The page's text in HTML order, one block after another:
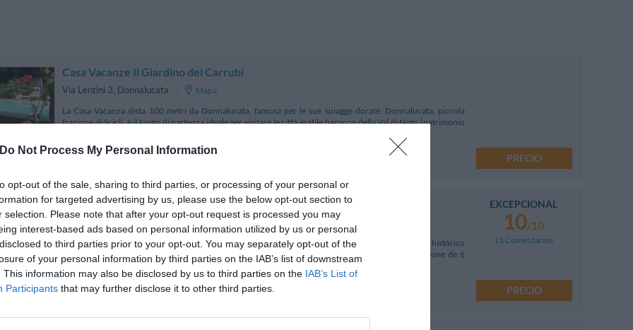
Do Not Process My Personal Information
opt-out of the sale, sharing to third parties, or processing of your personal or
for targeted advertising by us, please use the below opt-out section to
selection. Please note that after your opt-out request is processed you may
interest-based ads based on personal information utilized by us or personal
to third parties prior to your opt-out. You may separately opt-out of the
of your personal information by third parties on the IAB’s list of downstream
This information may also be disclosed by us to third parties on the IAB’s List of
Participants that may further disclose it to other third parties.
Casa Vacanze Il Giardino dei Carrubi
Via Lentini 3, Donnalucata
Mapa
La Casa Vacanza dista 100 metri da Donnalucata, famosa per le sue spiagge dorate. Donnalucata, piccola
frazione di Scicli, è il luogo di partenza ideale per visitare le città in stile barocco della Val di Noto (patrimonio
PRECIO
Hotel Novecento Scicli
6.92 km desde Donnalucata
Mapa
El Hotel Novecento es un pequeño y encantador hotel de 4 estrellas situado en el corazón del centro histórico
de Scicli. Fruto de la reestructuración de un edificio nobiliario barroco del siglo XX, el hotel dispone de 6
habitaciones y una Suite dotadas d...
EXCEPCIONAL
10/10
11 Comentarios
PRECIO